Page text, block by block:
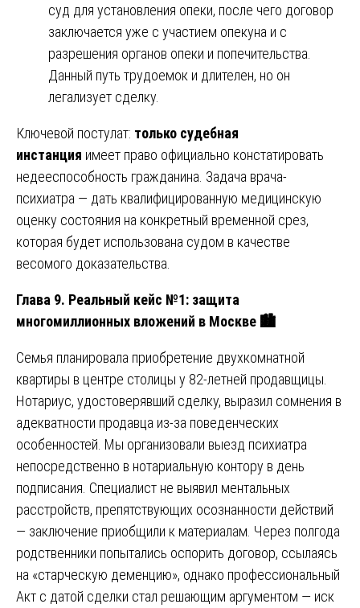
суд для установления опеки, после чего договор
заключается уже с участием опекуна и с
разрешения органов опеки и попечительства.
Данный путь трудоемок и длителен, но он
легализует сделку.
Ключевой постулат: только судебная
инстанция имеет право официально констатировать
недееспособность гражданина. Задача врача-
психиатра — дать квалифицированную медицинскую
оценку состояния на конкретный временной срез,
которая будет использована судом в качестве
весомого доказательства.
Глава 9. Реальный кейс №1: защита
многомиллионных вложений в Москве 🏙
Семья планировала приобретение двухкомнатной
квартиры в центре столицы у 82-летней продавщицы.
Нотариус, удостоверявший сделку, выразил сомнения в
адекватности продавца из-за поведенческих
особенностей. Мы организовали выезд психиатра
непосредственно в нотариальную контору в день
подписания. Специалист не выявил ментальных
расстройств, препятствующих осознанности действий
— заключение приобщили к материалам. Через полгода
родственники попытались оспорить договор, ссылаясь
на «старческую деменцию», однако профессиональный
Акт с датой сделки стал решающим аргументом — иск